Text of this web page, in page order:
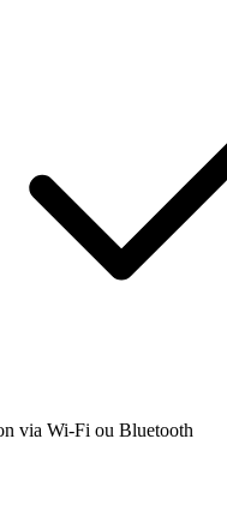
via Wi-Fi ou Bluetooth